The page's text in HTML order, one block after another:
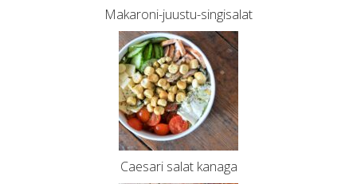
Makaroni-juustu-singisalat
Caesari salat kanaga